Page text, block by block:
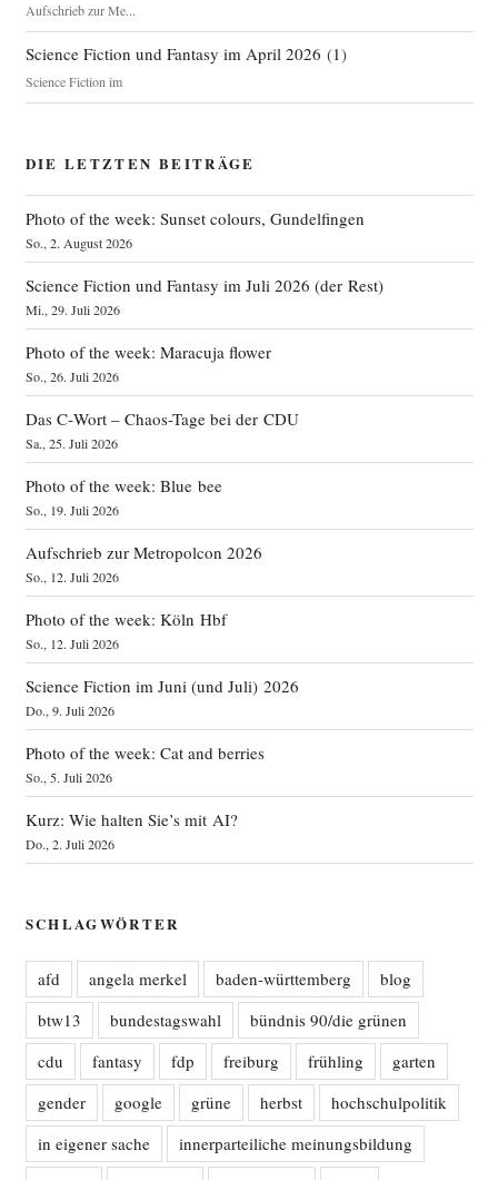
Aufschrieb zur Me...
Science Fiction und Fantasy im April 2026 (1)
Science Fiction im
DIE LETZTEN BEITRÄGE
Photo of the week: Sunset colours, Gundelfingen
So., 2. August 2026
Science Fiction und Fantasy im Juli 2026 (der Rest)
Mi., 29. Juli 2026
Photo of the week: Maracuja flower
So., 26. Juli 2026
Das C‑Wort – Chaos-Tage bei der CDU
Sa., 25. Juli 2026
Photo of the week: Blue bee
So., 19. Juli 2026
Aufschrieb zur Metropolcon 2026
So., 12. Juli 2026
Photo of the week: Köln Hbf
So., 12. Juli 2026
Science Fiction im Juni (und Juli) 2026
Do., 9. Juli 2026
Photo of the week: Cat and berries
So., 5. Juli 2026
Kurz: Wie halten Sie’s mit AI?
Do., 2. Juli 2026
SCHLAGWÖRTER
afd angela merkel baden-württemberg
blog
btw13
bundestagswahl
bündnis 90/die grünen
cdu
fantasy fdp freiburg frühling
garten
gender
google grüne herbst
hochschulpolitik
in eigener sache
innerparteiliche meinungsbildung